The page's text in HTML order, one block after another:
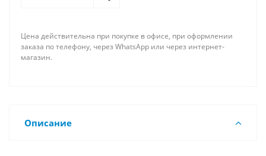
Цена действительна при покупке в офисе, при оформлении
заказа по телефону, через WhatsApp или через интернет-
магазин.
Описание